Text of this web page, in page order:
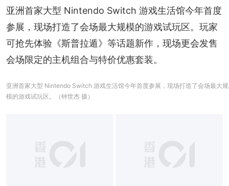
亚洲首家大型 Nintendo Switch 游戏生活馆今年首度
参展，现场打造了会场最大规模的游戏试玩区。玩家
可抢先体验《斯普拉遁》等话题新作，现场更会发售
会场限定的主机组合与特价优惠套装。
亚洲首家大型 Nintendo Switch 游戏生活馆今年首度参展，现场打造了会场最大规
模的游戏试玩区。（钟世杰 摄）